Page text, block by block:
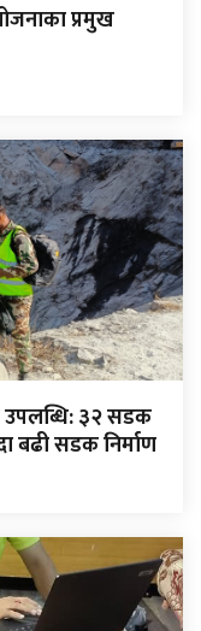
प्रमुख
उपलब्धि: ३२ सडक
बढी सडक निर्माण